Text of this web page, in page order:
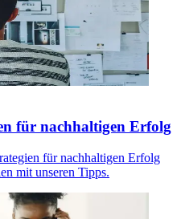
für nachhaltigen Erfolg
für nachhaltigen Erfolg
mit unseren Tipps.